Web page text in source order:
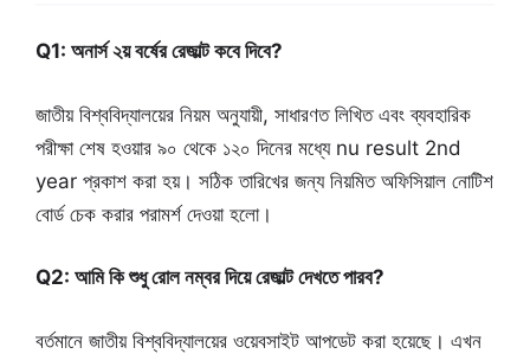
Q1: অনার্স ২য় বর্ষের রেজাল্ট কবে দিবে?
জাতীয় বিশ্ববিদ্যালয়ের নিয়ম অনুযায়ী, সাধারণত লিখিত এবং ব্যবহারিক
পরীক্ষা শেষ হওয়ার ৯০ থেকে ১২০ দিনের মধ্যে nu result 2nd
year প্রকাশ করা হয়। সঠিক তারিখের জন্য নিয়মিত অফিসিয়াল নোটিশ
বোর্ড চেক করার পরামর্শ দেওয়া হলো।
Q2: আমি কি শুধু রোল নম্বর দিয়ে রেজাল্ট দেখতে পারব?
বর্তমানে জাতীয় বিশ্ববিদ্যালয়ের ওয়েবসাইট আপডেট করা হয়েছে। এখন